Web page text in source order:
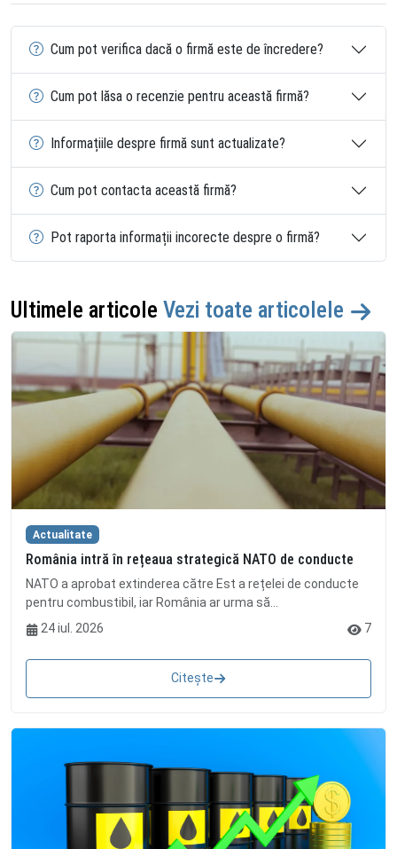
Cum pot verifica dacă o firmă este de încredere?
Cum pot lăsa o recenzie pentru această firmă?
Informațiile despre firmă sunt actualizate?
Cum pot contacta această firmă?
Pot raporta informații incorecte despre o firmă?
Ultimele articole Vezi toate articolele
Actualitate
România intră în rețeaua strategică NATO de conducte
NATO a aprobat extinderea către Est a rețelei de conducte
pentru combustibil, iar România ar urma să...
24 iul. 2026
7
Citește